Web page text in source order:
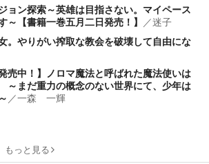
ョン探索～英雄は目指さない。マイペース
～【書籍一巻五月二日発売！】 ／迷子
。やりがい搾取な教会を破壊して自由にな
売中！】ノロマ魔法と呼ばれた魔法使いは
まだ重力の概念のない世界にて、少年は
／一森 一輝
もっと見る